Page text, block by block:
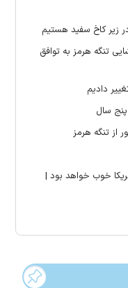
زیر کاخ سفید هستیم
تنگه هرمز به توافق
از تنگه هرمز
خوب خواهد بود |